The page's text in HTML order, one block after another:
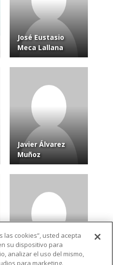
José Eustasio
Meca Lallana
Javier Álvarez
Muñoz
Sabrina Kalbouza
Bouziane
las cookies”, usted acepta
su dispositivo para
analizar el uso del mismo,
para marketing.